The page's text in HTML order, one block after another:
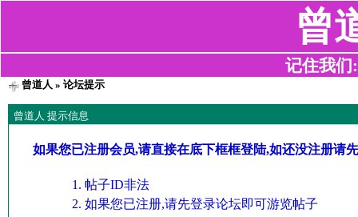
曾
记住我们
曾道人 » 论坛提示
曾道人 提示信息
如果您已注册会员,请直接在底下框框登陆,如还没注册请
帖子ID非法
如果您已注册,请先登录论坛即可游览帖子